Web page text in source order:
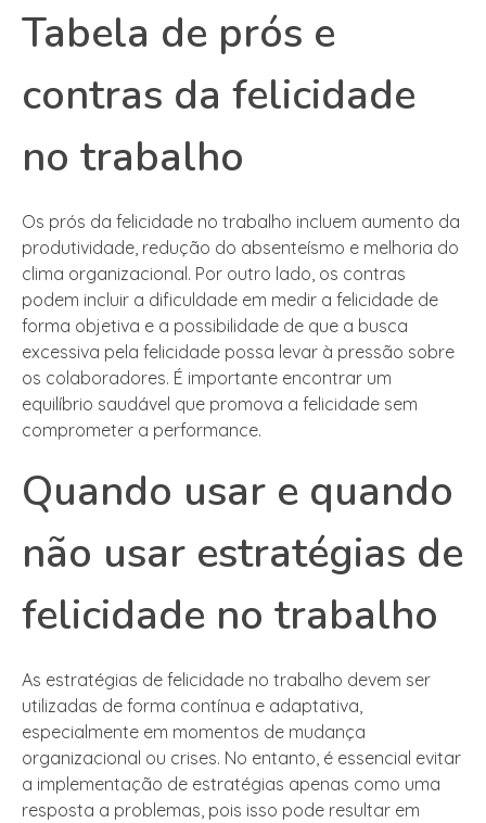
Tabela de prós e
contras da felicidade
no trabalho
Os prós da felicidade no trabalho incluem aumento da
produtividade, redução do absenteísmo e melhoria do
clima organizacional. Por outro lado, os contras
podem incluir a dificuldade em medir a felicidade de
forma objetiva e a possibilidade de que a busca
excessiva pela felicidade possa levar à pressão sobre
os colaboradores. É importante encontrar um
equilíbrio saudável que promova a felicidade sem
comprometer a performance.
Quando usar e quando
não usar estratégias de
felicidade no trabalho
As estratégias de felicidade no trabalho devem ser
utilizadas de forma contínua e adaptativa,
especialmente em momentos de mudança
organizacional ou crises. No entanto, é essencial evitar
a implementação de estratégias apenas como uma
resposta a problemas, pois isso pode resultar em